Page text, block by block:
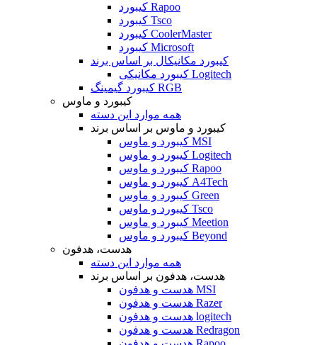
کیبورد Rapoo
کیبورد Tsco
کیبورد CoolerMaster
کیبورد Microsoft
کیبورد مکانیکال بر اساس برند
کیبورد مکانیکی Logitech
کیبورد گیمینگ RGB
کیبورد و ماوس
همه موارد این دسته
کیبورد و ماوس بر اساس برند
کیبورد و ماوس MSI
کیبورد و ماوس Logitech
کیبورد و ماوس Rapoo
کیبورد و ماوس A4Tech
کیبورد و ماوس Green
کیبورد و ماوس Tsco
کیبورد و ماوس Meetion
کیبورد و ماوس Beyond
هدست، هدفون
همه موارد این دسته
هدست، هدفون بر اساس برند
هدست و هدفون MSI
هدست و هدفون Razer
هدست و هدفون logitech
هدست و هدفون Redragon